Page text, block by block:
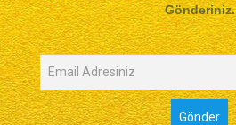
Gönderiniz.